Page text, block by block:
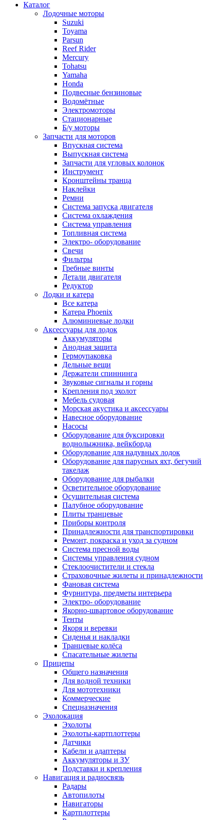
Каталог
Лодочные моторы
Suzuki
Toyama
Parsun
Reef Rider
Mercury
Tohatsu
Yamaha
Honda
Подвесные бензиновые
Водомётные
Электромоторы
Стационарные
Б/у моторы
Запчасти для моторов
Впускная система
Выпускная система
Запчасти для угловых колонок
Инструмент
Кронштейны транца
Наклейки
Ремни
Система запуска двигателя
Система охлаждения
Система управления
Топливная система
Электро- оборудование
Свечи
Фильтры
Гребные винты
Детали двигателя
Редуктор
Лодки и катера
Все катера
Катера Phoenix
Алюминиевые лодки
Аксессуары для лодок
Аккумуляторы
Анодная защита
Гермоупаковка
Дельные вещи
Держатели спиннинга
Звуковые сигналы и горны
Крепления под эхолот
Мебель судовая
Морская акустика и аксессуары
Навесное оборудование
Насосы
Оборудование для буксировки
воднолыжника, вейкборда
Оборудование для надувных лодок
Оборудование для парусных яхт, бегучий
такелаж
Оборудование для рыбалки
Осветительное оборудование
Осушительная система
Палубное оборудование
Плиты транцевые
Приборы контроля
Принадлежности для транспортировки
Ремонт, покраска и уход за судном
Система пресной воды
Системы управления судном
Стеклоочистители и стекла
Страховочные жилеты и принадлежности
Фановая система
Фурнитура, предметы интерьера
Электро- оборудование
Якорно-швартовое оборудование
Тенты
Якоря и веревки
Сиденья и накладки
Транцевые колёса
Спасательные жилеты
Прицепы
Общего назначения
Для водной техники
Для мототехники
Коммерческие
Спецназначения
Эхолокация
Эхолоты
Эхолоты-картплоттеры
Датчики
Кабели и адаптеры
Аккумуляторы и ЗУ
Подставки и крепления
Навигация и радиосвязь
Радары
Автопилоты
Навигаторы
Картплоттеры